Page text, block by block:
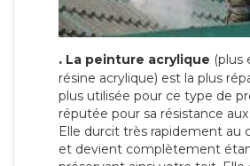
. La peinture acrylique (plus
résine acrylique) est la plus
plus utilisée pour ce type de
réputée pour sa résistance
Elle durcit très rapidement au
et devient complètement